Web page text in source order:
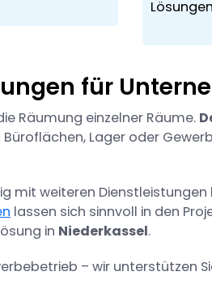
für
Räumung einzelner Räume.
Lager oder
mit weiteren Dienstleistungen
lassen sich sinnvoll in den
in Niederkassel.
– wir unterstützen